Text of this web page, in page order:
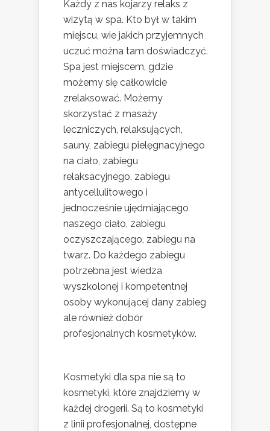
Każdy z nas kojarzy relaks z
wizytą w spa. Kto był w takim
miejscu, wie jakich przyjemnych
uczuć można tam doświadczyć.
Spa jest miejscem, gdzie
możemy się całkowicie
zrelaksować. Możemy
skorzystać z masaży
leczniczych, relaksujących,
sauny, zabiegu pielęgnacyjnego
na ciało, zabiegu
relaksacyjnego, zabiegu
antycellulitowego i
jednocześnie ujędrniającego
naszego ciało, zabiegu
oczyszczającego, zabiegu na
twarz. Do każdego zabiegu
potrzebna jest wiedza
wyszkolonej i kompetentnej
osoby wykonującej dany zabieg
ale również dobór
profesjonalnych kosmetyków.
Kosmetyki dla spa nie są to
kosmetyki, które znajdziemy w
każdej drogerii. Są to kosmetyki
z linii profesjonalnej, dostępne